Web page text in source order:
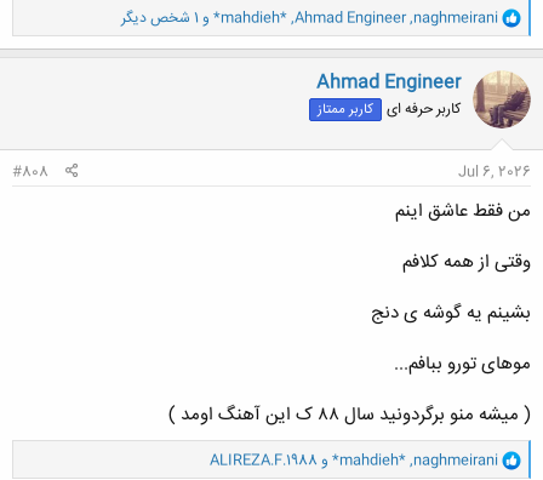
و
ا
ک
ن
ش
ه
ا
naghmeirani
,
Ahmad Engineer
,
*mahdieh* و 1 شخص دیگر
Ahmad Engineer
کاربر حرفه ای کاربر ممتاز
Jul 6, 2026
#808
من فقط عاشق اینم
وقتی از همه کلافم
بشینم یه گوشه ی دنج
موهای تورو ببافم...
( میشه منو برگردونید سال ۸۸ ک این آهنگ اومد )
وnaghmeirani
,
*mahdieh* و ALIREZA.F.1988